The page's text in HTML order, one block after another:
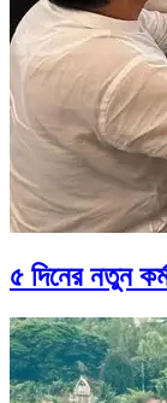
৫ দিনের নতুন